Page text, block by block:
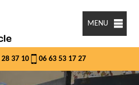
MENU
37 10 06 63 53 17 27